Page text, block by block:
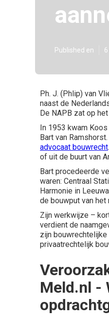
Published en
Ph. J. (Phlip) van
naast de
De NAPB zat op
In 1953 kwam
Bart van
advocaat bouwrecht
of uit de buurt van
Bart procedeerde
waren: Centraal
Harmonie in
de bouwput van
Zijn werkwijze –
verdient de
zijn
privaatrechtelijk
Meld.nl -